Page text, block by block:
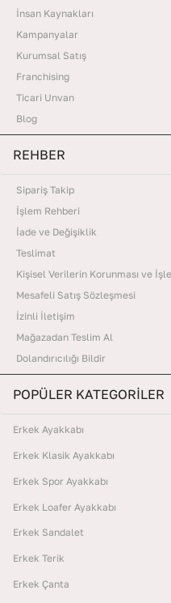
İnsan Kaynakları
Kampanyalar
Kurumsal Satış
Franchising
Ticari Unvan
Blog
REHBER
Sipariş Takip
İşlem Rehberi
İade ve Değişiklik
Teslimat
Kişisel Verilerin Korunması ve
Mesafeli Satış Sözleşmesi
İzinli İletişim
Mağazadan Teslim Al
Dolandırıcılığı Bildir
POPÜLER KATEGORİLER
Erkek Ayakkabı
Erkek Klasik Ayakkabı
Erkek Spor Ayakkabı
Erkek Loafer Ayakkabı
Erkek Sandalet
Erkek Terik
Erkek Çanta